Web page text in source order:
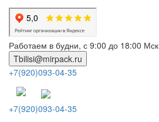
Работаем в будни, с 9:00 до 18:00 Мск
Tbilisi@mirpack.ru
+7(920)093-04-35
+7(920)093-04-35